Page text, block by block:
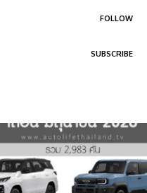
FOLLOW
SUBSCRIBE